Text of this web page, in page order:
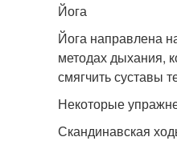
Йога
Йога направлена
методах дыхания,
смягчить суставы
Некоторые
Скандинавская